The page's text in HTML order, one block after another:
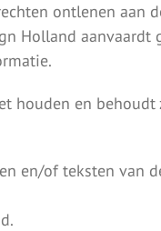
ontlenen aan
Holland
houden en
en/of teksten van